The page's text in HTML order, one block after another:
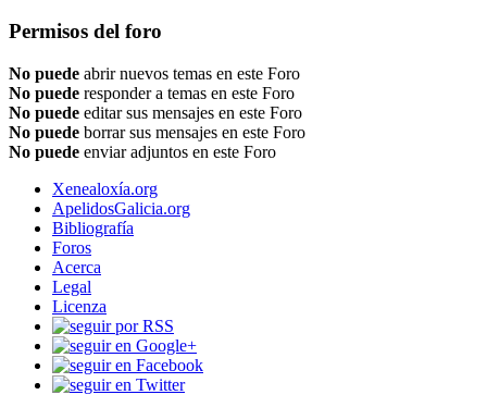
Permisos del foro
No puede abrir nuevos temas en este Foro
No puede responder a temas en este Foro
No puede editar sus mensajes en este Foro
No puede borrar sus mensajes en este Foro
No puede enviar adjuntos en este Foro
Xenealoxía.org
ApelidosGalicia.org
Bibliografía
Foros
Acerca
Legal
Licenza